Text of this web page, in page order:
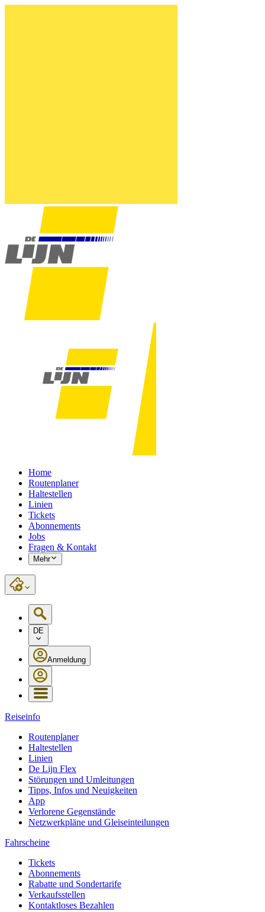
Home
Routenplaner
Haltestellen
Linien
Tickets
Abonnements
Jobs
Fragen & Kontakt
Mehr
DE
Anmeldung
Reiseinfo
Routenplaner
Haltestellen
Linien
De Lijn Flex
Störungen und Umleitungen
Tipps, Infos und Neuigkeiten
App
Verlorene Gegenstände
Netzwerkpläne und Gleiseinteilungen
Fahrscheine
Tickets
Abonnements
Rabatte und Sondertarife
Verkaufsstellen
Kontaktloses Bezahlen